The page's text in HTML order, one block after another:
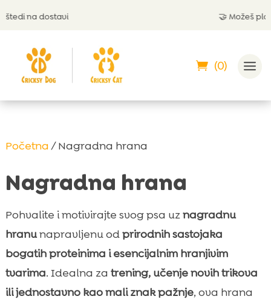
dostavi 🤝 Možeš platiti
(0)
Početna/ Nagradna hrana
Nagradna hrana
Pohvalite i motivirajte svog psa uznagradnu
hranunapravljenu odprirodnih sastojaka
bogatih proteinima i esencijalnim hranjivim
tvarima. Idealna za trening, učenje novih trikova
ili jednostavno kao mali znak pažnje, ova hrana